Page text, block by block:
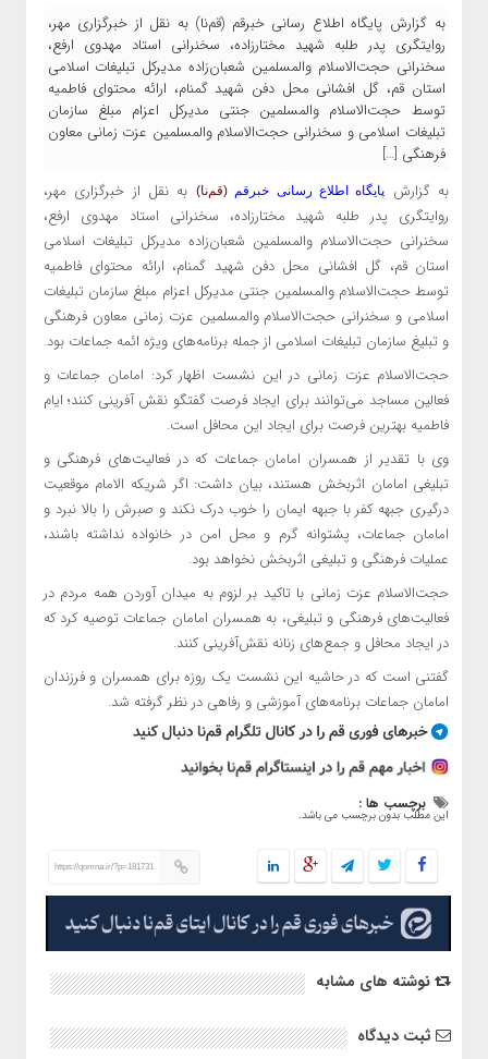
به گزارش پایگاه اطلاع رسانی خبرقم (قم‌نا) به نقل از خبرگزاری مهر،
روایتگری پدر طلبه شهید مختارزاده، سخنرانی استاد مهدوی ارفع،
سخنرانی حجت‌الاسلام والمسلمین شعبان‌زاده مدیرکل تبلیغات اسلامی
استان قم، گل افشانی محل دفن شهید گمنام، ارائه محتوای فاطمیه
توسط حجت‌الاسلام والمسلمین جنتی مدیرکل اعزام مبلغ سازمان
تبلیغات اسلامی و سخنرانی حجت‌الاسلام والمسلمین عزت زمانی معاون
فرهنگی […]
به گزارش
پایگاه اطلاع رسانی خبرقم (قم‌نا)
به نقل از خبرگزاری مهر،
روایتگری پدر طلبه شهید مختارزاده، سخنرانی استاد مهدوی ارفع،
سخنرانی حجت‌الاسلام والمسلمین شعبان‌زاده مدیرکل تبلیغات اسلامی
استان قم، گل افشانی محل دفن شهید گمنام، ارائه محتوای فاطمیه
توسط حجت‌الاسلام والمسلمین جنتی مدیرکل اعزام مبلغ سازمان تبلیغات
اسلامی و سخنرانی حجت‌الاسلام والمسلمین عزت زمانی معاون فرهنگی
و تبلیغ سازمان تبلیغات اسلامی از جمله برنامه‌های ویژه ائمه جماعات بود.
حجت‌الاسلام عزت زمانی در این نشست اظهار کرد: امامان جماعات و
فعالین مساجد می‌توانند برای ایجاد فرصت گفتگو نقش آفرینی کنند؛ ایام
فاطمیه بهترین فرصت برای ایجاد این محافل است.
وی با تقدیر از همسران امامان جماعات که در فعالیت‌های فرهنگی و
تبلیغی امامان اثربخش هستند، بیان داشت: اگر شریکه الامام موقعیت
درگیری جبهه کفر با جبهه ایمان را خوب درک نکند و صبرش را بالا نبرد و
امامان جماعات، پشتوانه گرم و محل امن در خانواده نداشته باشند،
عملیات فرهنگی و تبلیغی اثربخش نخواهد بود.
حجت‌الاسلام عزت زمانی با تاکید بر لزوم به میدان آوردن همه مردم در
فعالیت‌های فرهنگی و تبلیغی، به همسران امامان جماعات توصیه کرد که
در ایجاد محافل و جمع‌های زنانه نقش‌آفرینی کنند.
گفتنی است که در حاشیه این نشست یک روزه برای همسران و فرزندان
امامان جماعات برنامه‌های آموزشی و رفاهی در نظر گرفته شد.
برچسب ها :
این مطلب بدون برچسب می باشد.
https://qomna.ir/?p=181731
نوشته های مشابه
ثبت دیدگاه